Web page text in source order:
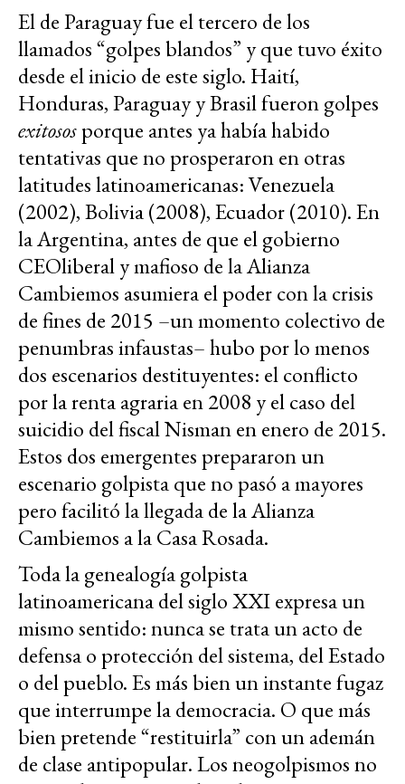
El de Paraguay fue el tercero de los
llamados “golpes blandos” y que tuvo éxito
desde el inicio de este siglo. Haití,
Honduras, Paraguay y Brasil fueron golpes
exitososporque antes ya había habido
tentativas que no prosperaron en otras
latitudes latinoamericanas: Venezuela
(2002), Bolivia (2008), Ecuador (2010). En
la Argentina, antes de que el gobierno
CEOliberal y mafioso de la Alianza
Cambiemos asumiera el poder con la crisis
de fines de 2015 –un momento colectivo de
penumbras infaustas– hubo por lo menos
dos escenarios destituyentes: el conflicto
por la renta agraria en 2008 y el caso del
suicidio del fiscal Nisman en enero de 2015.
Estos dos emergentes prepararon un
escenario golpista que no pasó a mayores
pero facilitó la llegada de la Alianza
Cambiemos a la Casa Rosada.
Toda la genealogía golpista
latinoamericana del siglo XXI expresa un
mismo sentido: nunca se trata un acto de
defensa o protección del sistema, del Estado
o del pueblo. Es más bien un instante fugaz
que interrumpe la democracia. O que más
bien pretende “restituirla” con un ademán
de clase antipopular. Los neogolpismos no